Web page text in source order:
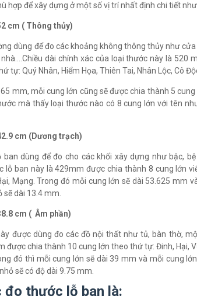
hợp để xây dựng ở một số vị trí nhất định chi tiết
cm ( Thông thủy)
dùng để đo các khoảng không thông thủy như
dài chính xác của loại thước này là 520
tự: Quý Nhân, Hiểm Họa, Thiên Tai, Nhân Lộc, Cô
mm, mỗi cung lớn cũng sẽ được chia thành 5
mà thấy loại thước nào có 8 cung lớn với tên
cm (Dương trạch)
dùng để đo cho các khối xây dựng như bậc, bệ
lỗ ban này là 429mm được chia thành 8 cung lớn
Mạng. Trong đó mỗi cung lớn sẽ dài 53.625 mm
dài 13.4 mm.
cm ( Âm phần)
được dùng đo các đồ nội thất như tủ, bàn thờ,
được chia thành 10 cung lớn theo thứ tự: Đinh, Hại,
đó thì mỗi cung lớn sẽ dài 39 mm và mỗi cung
sẽ có độ dài 9.75 mm.
đo thước lỗ ban là: